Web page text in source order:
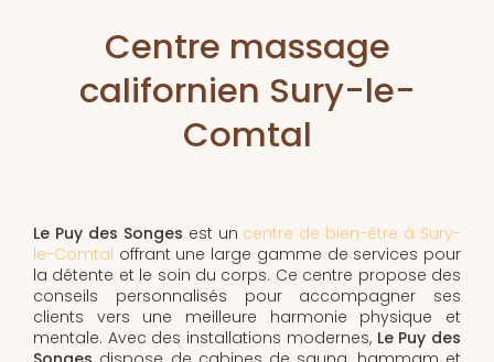
Centre massage
californien Sury-le-
Comtal
Le Puy des Songes est un centre de bien-être à Sury-
le-Comtal offrant une large gamme de services pour
la détente et le soin du corps. Ce centre propose des
conseils personnalisés pour accompagner ses
clients vers une meilleure harmonie physique et
mentale. Avec des installations modernes, Le Puy des